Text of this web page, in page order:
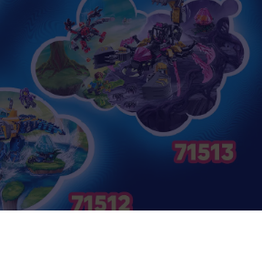
a otáčet stavebnice ve 3D
zábavné, intuitivní aplikaci LEGO®